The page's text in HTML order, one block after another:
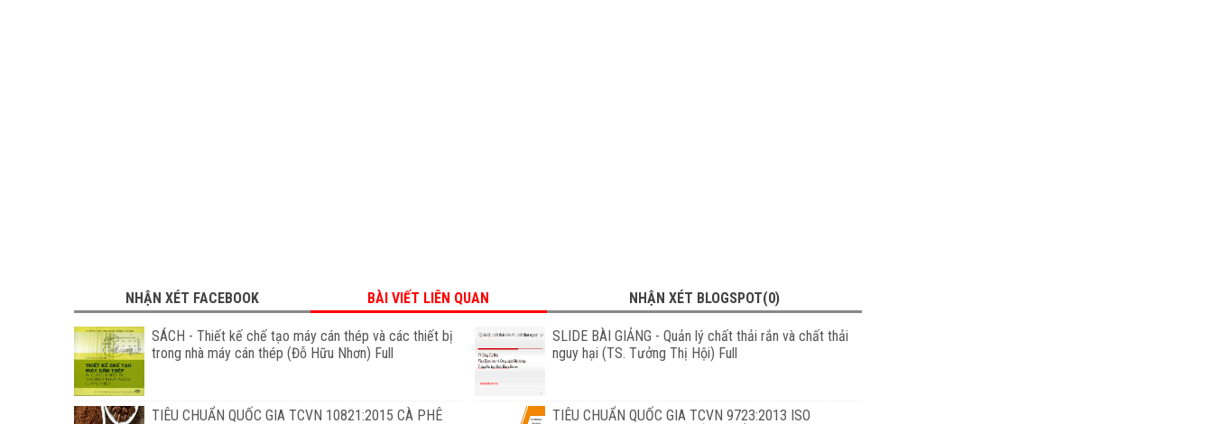
NHẬN XÉT FACEBOOK BÀI VIẾT LIÊN QUAN NHẬN XÉT BLOGSPOT(0)
SÁCH - Thiết kế chế tạo máy cán thép và các thiết bị
trong nhà máy cán thép (Đỗ Hữu Nhơn) Full
SLIDE BÀI GIẢNG - Quản lý chất thải rắn và chất thải
nguy hại (TS. Tưởng Thị Hội) Full
TIÊU CHUẨN QUỐC GIA TCVN 10821:2015 CÀ PHÊ
TIÊU CHUẨN QUỐC GIA TCVN 9723:2013 ISO